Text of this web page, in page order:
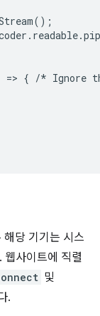
();
. readable.
=> { /* Ignore
해당 기기는 시스
웹사이트에 직렬
및
.